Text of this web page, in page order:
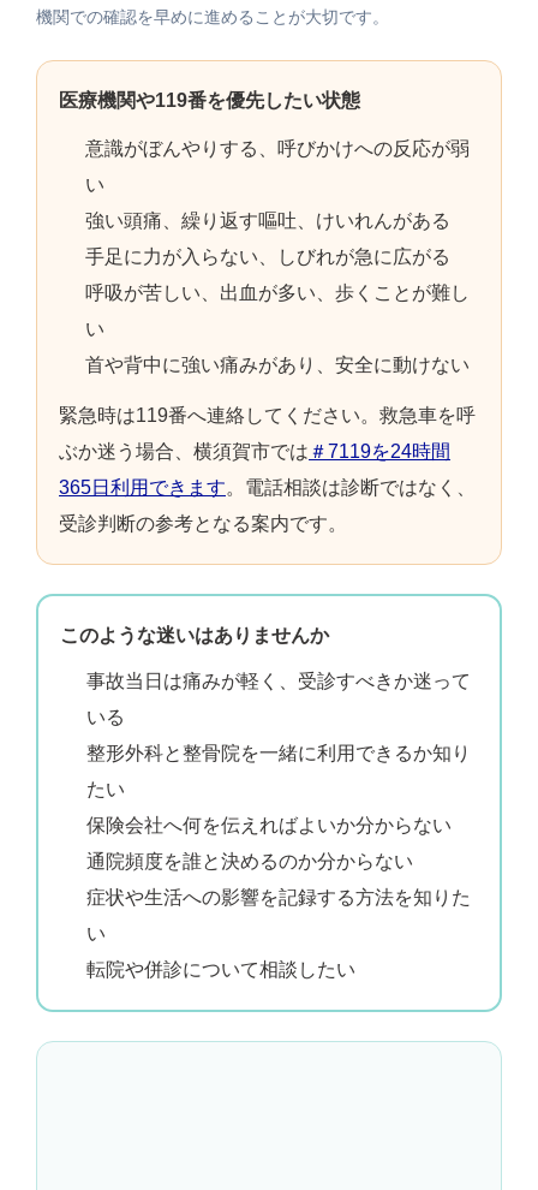
機関での確認を早めに進めることが大切です。
医療機関や119番を優先したい状態
意識がぼんやりする、呼びかけへの反応が弱
い
強い頭痛、繰り返す嘔吐、けいれんがある
手足に力が入らない、しびれが急に広がる
呼吸が苦しい、出血が多い、歩くことが難し
い
首や背中に強い痛みがあり、安全に動けない
緊急時は119番へ連絡してください。救急車を呼
ぶか迷う場合、横須賀市では ＃7119を24時間
365日利用できます。電話相談は診断ではなく、
受診判断の参考となる案内です。
このような迷いはありませんか
事故当日は痛みが軽く、受診すべきか迷って
いる
整形外科と整骨院を一緒に利用できるか知り
たい
保険会社へ何を伝えればよいか分からない
通院頻度を誰と決めるのか分からない
症状や生活への影響を記録する方法を知りた
い
転院や併診について相談したい